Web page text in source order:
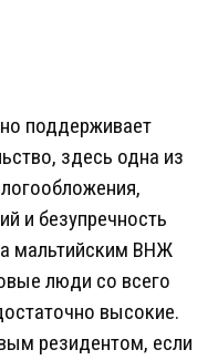
поддерживает
здесь одна из
и безупречность
мальтийским ВНЖ
люди со всего
высокие.
резидентом, если